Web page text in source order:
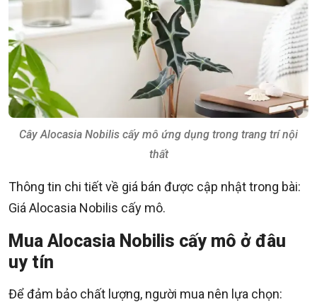
Cây Alocasia Nobilis cấy mô ứng dụng trong trang trí nội
thất
Thông tin chi tiết về giá bán được cập nhật trong bài:
Giá Alocasia Nobilis cấy mô.
Mua Alocasia Nobilis cấy mô ở đâu
uy tín
Để đảm bảo chất lượng, người mua nên lựa chọn: